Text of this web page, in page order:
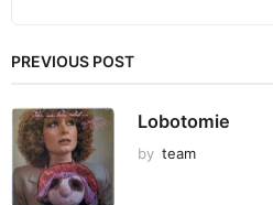
PREVIOUS POST
Lobotomie
by team